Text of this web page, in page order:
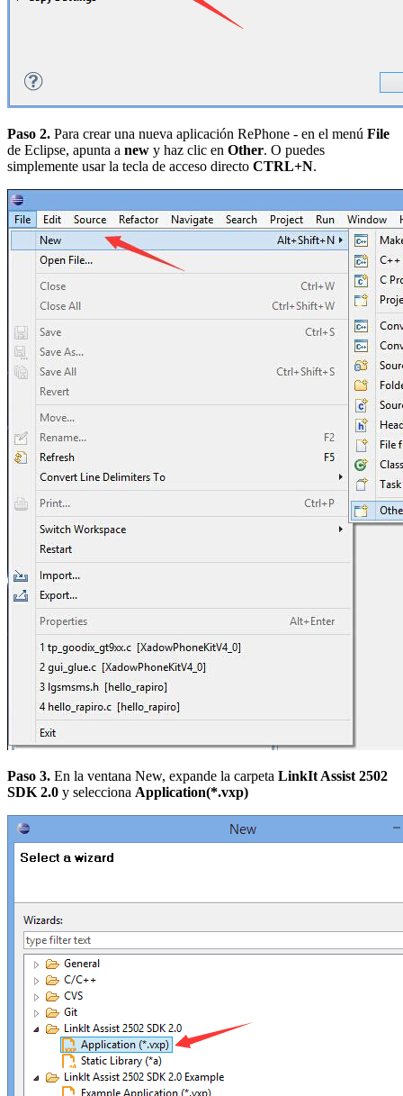
Paso 2. Para crear una nueva aplicación RePhone - en el menú File
de Eclipse, apunta a new y haz clic en Other. O puedes
simplemente usar la tecla de acceso directo CTRL+N.
Paso 3. En la ventana New, expande la carpeta LinkIt Assist 2502
SDK 2.0 y selecciona Application(*.vxp)